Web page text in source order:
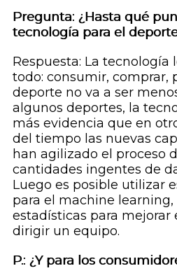
Pregunta: ¿Hasta qué
tecnología para el
Respuesta: La tecnología
todo: consumir, comprar,
deporte no va a ser
algunos deportes, la
más evidencia que en
del tiempo las nuevas
han agilizado el proceso
cantidades ingentes de
Luego es posible utilizar
para el machine learning
estadísticas para
dirigir un equipo.
P.: ¿Y para los